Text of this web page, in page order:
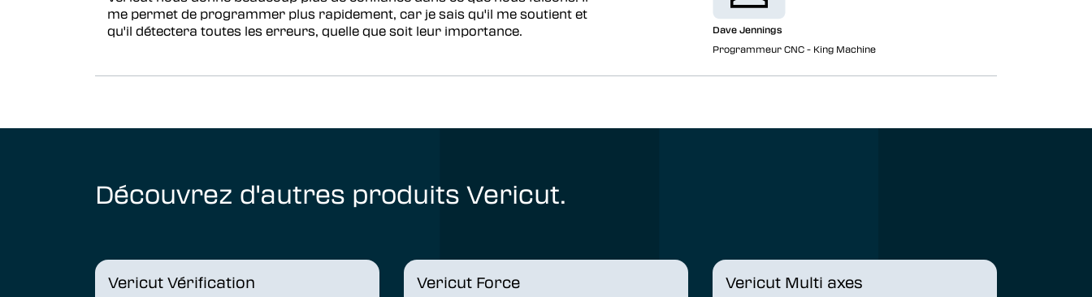
me permet de programmer plus rapidement, car je sais qu'il me soutient et
qu'il détectera toutes les erreurs, quelle que soit leur importance.
Dave Jennings
Programmeur CNC - King Machine
Découvrez d'autres produits Vericut.
Vericut Vérification Vericut Force Vericut Multi axes